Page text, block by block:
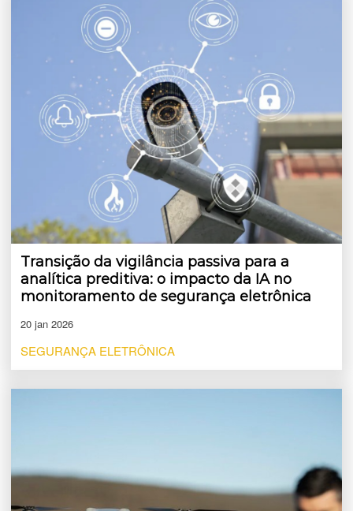
Transição da vigilância passiva para a
analítica preditiva: o impacto da IA no
monitoramento de segurança eletrônica
20 jan 2026
SEGURANÇA ELETRÔNICA